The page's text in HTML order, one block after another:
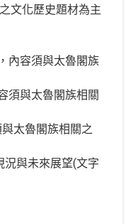
文化歷史題材為主
內容須與太魯閣族
須與太魯閣族相關
太魯閣族相關之
況與未來展望(文字